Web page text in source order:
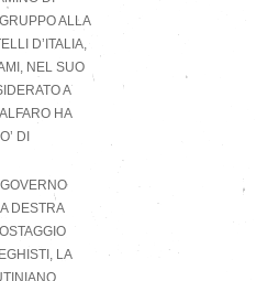
ALLA
D’ITALIA,
NEL SUO
A
HA
DI
DESTRA
LA